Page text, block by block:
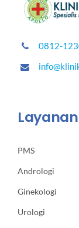
0812-
Layanan
PMS
Andrologi
Ginekologi
Urologi